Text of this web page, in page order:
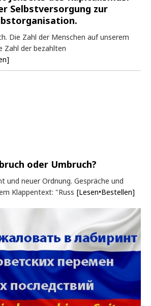
Selbstversorgung zur
Die Zahl der Menschen auf unserem
Zahl der bezahlten
oder Umbruch?
und neuer Ordnung. Gespräche und
Klappentext: "Russ [Lesen•Bestellen]